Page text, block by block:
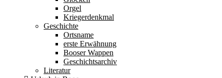
Orgel
Kriegerdenkmal
Geschichte
Ortsname
erste Erwähnung
Booser Wappen
Geschichtsarchiv
Literatur